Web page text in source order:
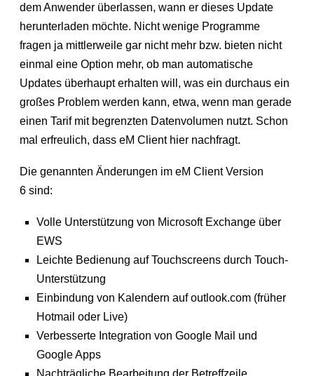
dem Anwender überlassen, wann er dieses Update
herunterladen möchte. Nicht wenige Programme
fragen ja mittlerweile gar nicht mehr bzw. bieten nicht
einmal eine Option mehr, ob man automatische
Updates überhaupt erhalten will, was ein durchaus ein
großes Problem werden kann, etwa, wenn man gerade
einen Tarif mit begrenzten Datenvolumen nutzt. Schon
mal erfreulich, dass eM Client hier nachfragt.
Die genannten Änderungen im eM Client Version
6 sind:
Volle Unterstützung von Microsoft Exchange über
EWS
Leichte Bedienung auf Touchscreens durch Touch-
Unterstützung
Einbindung von Kalendern auf outlook.com (früher
Hotmail oder Live)
Verbesserte Integration von Google Mail und
Google Apps
Nachträgliche Bearbeitung der Betreffzeile